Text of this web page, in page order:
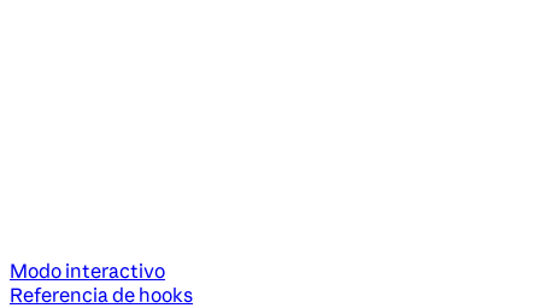
Modo interactivo
Referencia de hooks